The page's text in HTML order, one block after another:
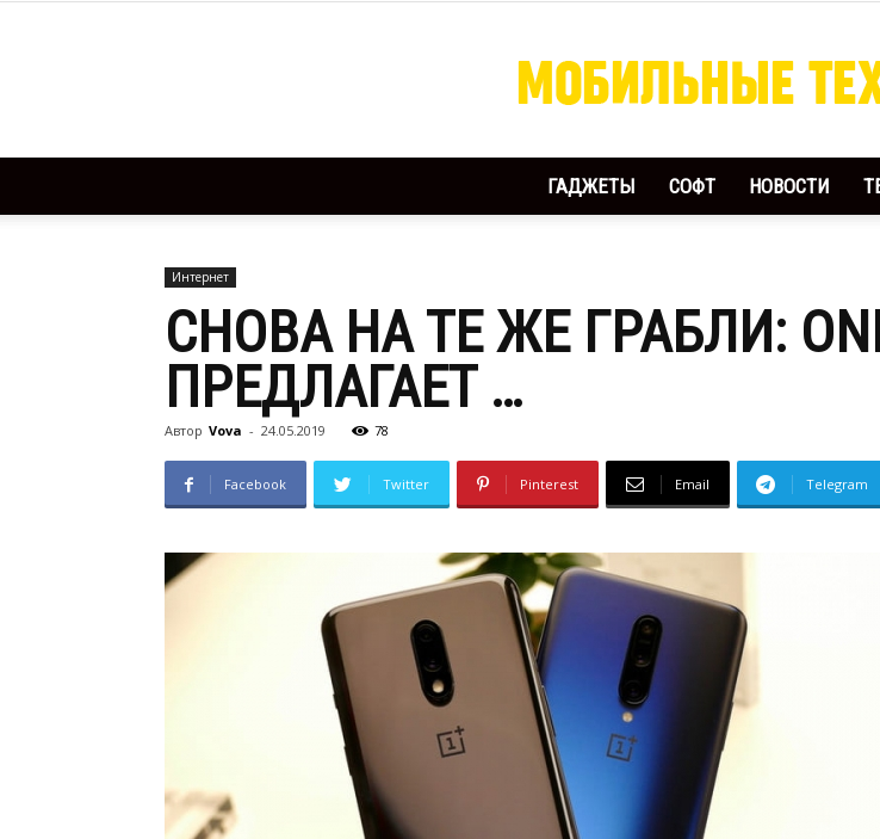
ГАДЖЕТЫ СОФТ НОВОСТИ
Интернет
СНОВА НА ТЕ ЖЕ ГРАБЛИ:
ПРЕДЛАГАЕТ …
Автор Vova - 24.05.2019 78
Facebook Twitter Pinterest Email Telegram